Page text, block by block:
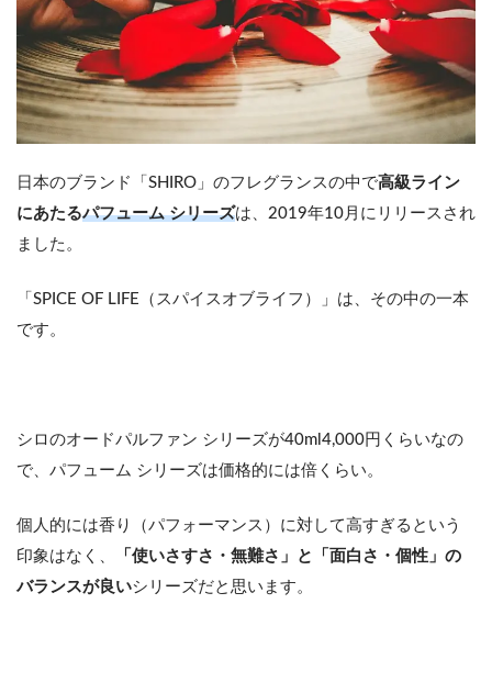
日本のブランド「SHIRO」のフレグランスの中で高級ライン
にあたるパフューム シリーズは、2019年10月にリリースされ
ました。
「SPICE OF LIFE（スパイスオブライフ）」は、その中の一本
です。
シロのオードパルファン シリーズが40ml4,000円くらいなの
で、パフューム シリーズは価格的には倍くらい。
個人的には香り（パフォーマンス）に対して高すぎるという
印象はなく、
「使いさすさ・無難さ」と「面白さ・個性」の
バランスが良いシリーズだと思います。